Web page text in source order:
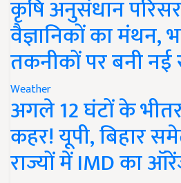
कृषि अनुसंधान
वैज्ञानिकों का मंथन,
तकनीकों पर बनी नई
Weather
अगले 12 घंटों के
कहर! यूपी, बिहार
राज्यों में IMD का